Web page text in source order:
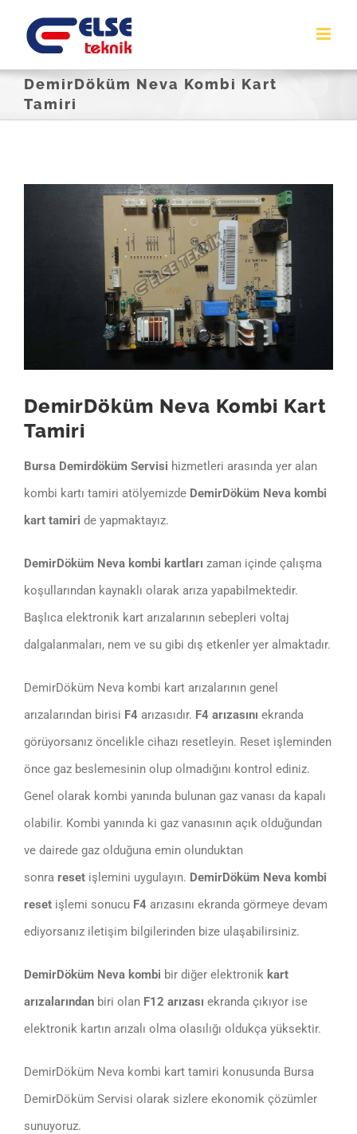
content
DemirDöküm Neva Kombi Kart
Tamiri
DemirDöküm Neva Kombi Kart
Tamiri
Bursa Demirdöküm Servisi hizmetleri arasında yer alan
kombi kartı tamiri atölyemizde DemirDöküm Neva kombi
kart tamiri de yapmaktayız.
DemirDöküm Neva kombi kartları zaman içinde çalışma
koşullarından kaynaklı olarak arıza yapabilmektedir.
Başlıca elektronik kart arızalarının sebepleri voltaj
dalgalanmaları, nem ve su gibi dış etkenler yer almaktadır.
DemirDöküm Neva kombi kart arızalarının genel
arızalarından birisi F4 arızasıdır. F4 arızasını ekranda
görüyorsanız öncelikle cihazı resetleyin. Reset işleminden
önce gaz beslemesinin olup olmadığını kontrol ediniz.
Genel olarak kombi yanında bulunan gaz vanası da kapalı
olabilir. Kombi yanında ki gaz vanasının açık olduğundan
ve dairede gaz olduğuna emin olunduktan
sonra reset işlemini uygulayın. DemirDöküm Neva kombi
reset işlemi sonucu F4 arızasını ekranda görmeye devam
ediyorsanız iletişim bilgilerinden bize ulaşabilirsiniz.
DemirDöküm Neva kombi bir diğer elektronik kart
arızalarından biri olan F12 arızası ekranda çıkıyor ise
elektronik kartın arızalı olma olasılığı oldukça yüksektir.
DemirDöküm Neva kombi kart tamiri konusunda Bursa
DemirDöküm Servisi olarak sizlere ekonomik çözümler
sunuyoruz.